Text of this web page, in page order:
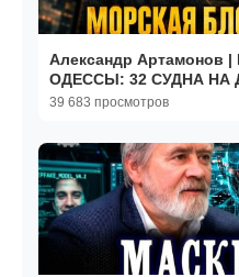
Александр
ОДЕССЫ: 32 СУДНА НА
39 683 просмотров